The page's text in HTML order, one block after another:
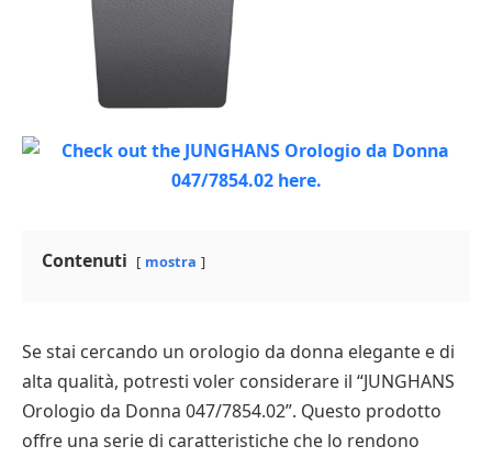
Contenuti mostra
Se stai cercando un orologio da donna elegante e di
alta qualità, potresti voler considerare il “JUNGHANS
Orologio da Donna 047/7854.02”. Questo prodotto
offre una serie di caratteristiche che lo rendono